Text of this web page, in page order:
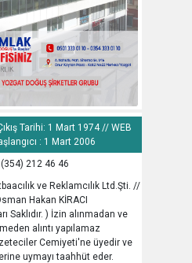
Tarihi: 1 Mart 1974 // WEB
: 1 Mart 2006
212 46 46
ve Reklamcılık Ltd.Şti. //
Hakan KİRACI
Saklıdır. ) İzin alınmadan ve
alıntı yapılamaz
Cemiyeti'ne üyedir ve
uymayı taahhüt eder.